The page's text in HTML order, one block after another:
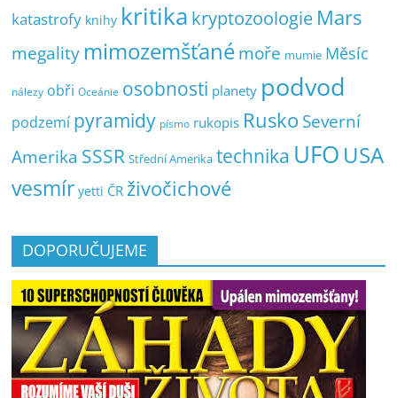
katastrofy knihy kritika kryptozoologie Mars
megality mimozemšťanémoře mumie Měsíc
nálezy obři Oceánie osobnosti planety podvod
podzemí pyramidy písmo rukopis Rusko Severní
Amerika SSSR Střední Amerika technika UFO USA
vesmír yetti ČR živočichové
DOPORUČUJEME